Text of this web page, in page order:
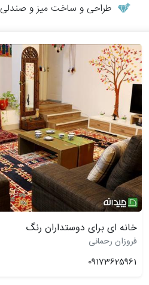
طراحی و ساخت میز و صندلی چوبی
خانه ای برای دوستداران رنگ
فروزان رحمانی
09173625961